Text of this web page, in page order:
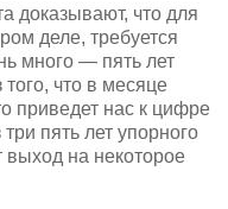
доказывают, что для
деле, требуется
много — пять лет
того, что в месяце
приведет нас к цифре
пять лет упорного
выход на некоторое